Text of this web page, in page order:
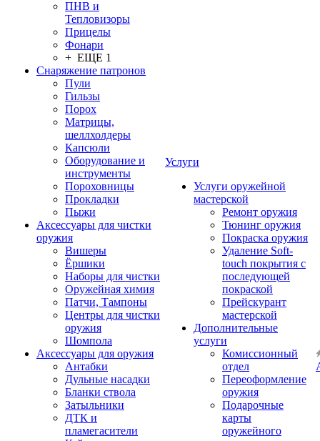
ПНВ и
Тепловизоры
Прицелы
Фонари
+ ЕЩЕ 1
Снаряжение патронов
Пули
Гильзы
Порох
Матрицы,
шеллхолдеры
Капсюли
Оборудование и
инструменты
Пороховницы
Прокладки
Пыжи
Аксессуары для чистки
оружия
Вишеры
Ёршики
Наборы для чистки
Оружейная химия
Патчи, Тампоны
Центры для чистки
оружия
Шомпола
Аксессуары для оружия
Антабки
Дульные насадки
Бланки ствола
Затыльники
ДТК и
пламегасители
Услуги
Услуги оружейной
мастерской
Ремонт оружия
Тюнинг оружия
Покраска оружия
Удаление Soft-
touch покрытия с
последующей
покраской
Прейскурант
мастерской
Дополнительные
услуги
Комиссионный
отдел
Переоформление
оружия
Подарочные
карты
оружейного